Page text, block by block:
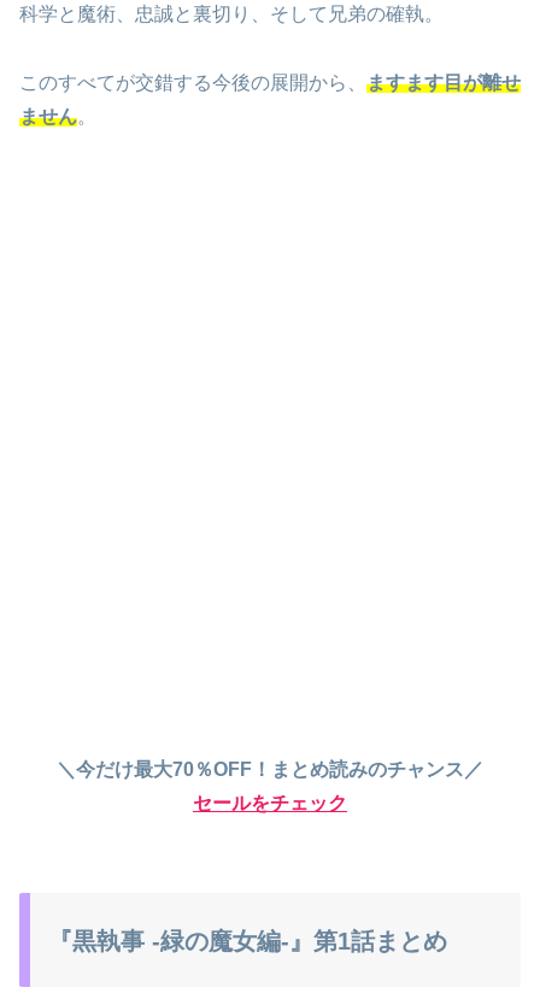
科学と魔術、忠誠と裏切り、そして兄弟の確執。
このすべてが交錯する今後の展開から、 ますます目が離せ
ません。
＼今だけ最大70％OFF！まとめ読みのチャンス／
セールをチェック
『黒執事 -緑の魔女編-』第1話まとめ